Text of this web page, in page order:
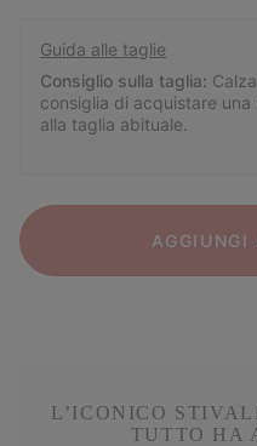
Guida alle taglie
Consiglio sulla taglia:
consiglia di acquistare
alla taglia abituale.
AGGIUNGI
L’ICONICO
TUTTO HA